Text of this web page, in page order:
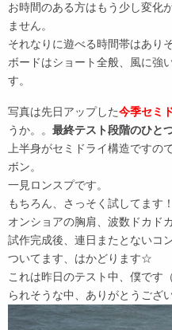
お時間のある方はもう少し変化
ません。
それなりに遊べる時間帯はあり
ボードはショート全般、風に強
す。
写真は先日アップした今季セミ
うか。。 最終テスト段階のひと
上半身がセミドライ構造ですの
ボン。
一見ロンスプです。
もちろん、さっそく試してます
オンショアの胸肩、波数ドカド
試作完成後、連日またとないコ
ついてます、はかどります☆
これは昨日のテスト中、僕です
られそうな中、ありがとうござ